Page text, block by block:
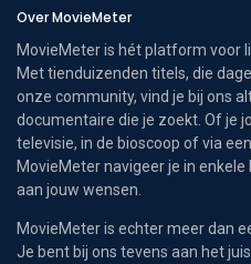
Over MovieMeter
MovieMeter is hét platform voor
Met tienduizenden titels, die
onze community, vind je bij ons
documentaire die je zoekt. Of je
televisie, in de bioscoop of via
MovieMeter navigeer je in
aan jouw wensen.
MovieMeter is echter meer dan
Je bent bij ons tevens aan het